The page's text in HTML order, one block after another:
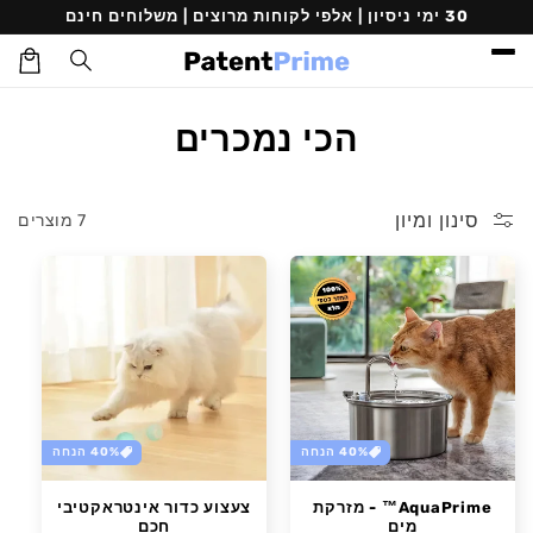
דילוג
לתוכן
30 ימי ניסיון | אלפי לקוחות מרוצים | משלוחים חינם
עגלת
קניות
ק
ק
צ
י
ה
:
הכי נמכרים
סינון ומיון 7 מוצרים
40% הנחה
AquaPrime™ - מזרקת
מים
40% הנחה
צעצוע כדור אינטראקטיבי
חכם